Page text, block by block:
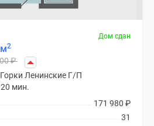
Дом сдан
2
₽
Ленинские Г/П
20 мин.
171 980 ₽
31